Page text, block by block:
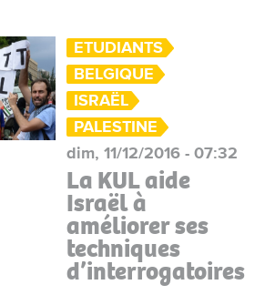
ETUDIANTS
BELGIQUE
ISRAËL
PALESTINE
dim, 11/12/2016 - 07:32
La KUL aide
Israël à
améliorer ses
techniques
d’interrogatoires